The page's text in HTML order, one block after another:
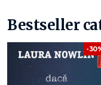
Bestseller
-